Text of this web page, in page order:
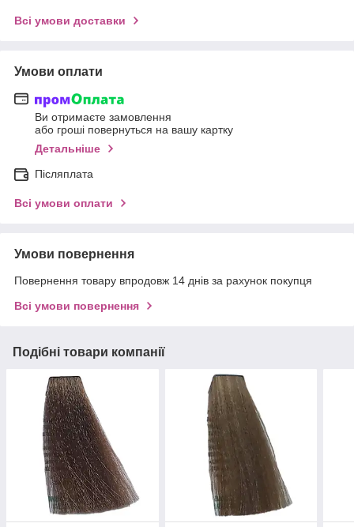
Всі умови доставки
Умови оплати
Ви отримаєте замовлення
або гроші повернуться на вашу картку
Детальніше
Післяплата
Всі умови оплати
Умови повернення
Повернення товару впродовж 14 днів за рахунок покупця
Всі умови повернення
Подібні товари компанії